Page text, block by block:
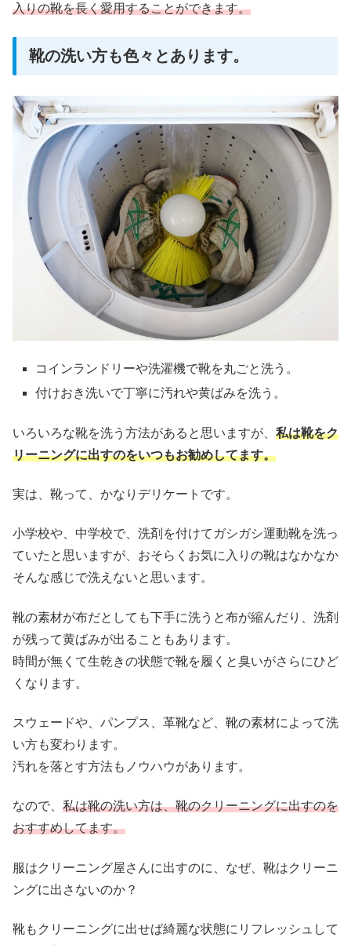
入りの靴を長く愛用することができます。
靴の洗い方も色々とあります。
コインランドリーや洗濯機で靴を丸ごと洗う。
付けおき洗いで丁寧に汚れや黄ばみを洗う。
いろいろな靴を洗う方法があると思いますが、 私は靴をク
リーニングに出すのをいつもお勧めしてます。
実は、靴って、かなりデリケートです。
小学校や、中学校で、洗剤を付けてガシガシ運動靴を洗っ
ていたと思いますが、おそらくお気に入りの靴はなかなか
そんな感じで洗えないと思います。
靴の素材が布だとしても下手に洗うと布が縮んだり、洗剤
が残って黄ばみが出ることもあります。
時間が無くて生乾きの状態で靴を履くと臭いがさらにひど
くなります。
スウェードや、パンプス、革靴など、靴の素材によって洗
い方も変わります。
汚れを落とす方法もノウハウがあります。
なので、 私は靴の洗い方は、靴のクリーニングに出すのを
おすすめしてます。
服はクリーニング屋さんに出すのに、なぜ、靴はクリーニ
ングに出さないのか？
靴もクリーニングに出せば綺麗な状態にリフレッシュして